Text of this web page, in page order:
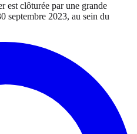
est clôturée par une grande
septembre 2023, au sein du